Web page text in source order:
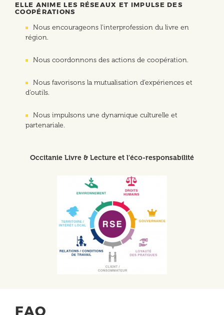
ELLE ANIME LES RÉSEAUX ET IMPULSE DES
COOPÉRATIONS
Nous encourageons l’interprofession du livre en
région.
Nous coordonnons des actions de coopération.
Nous favorisons la mutualisation d’expériences et
d’outils.
Nous impulsons une dynamique culturelle et
partenariale.
Occitanie Livre & Lecture et l'éco-responsabilité
FAQ